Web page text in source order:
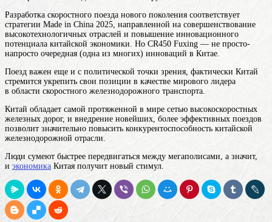
Разработка скоростного поезда нового поколения соответствует
стратегии Made in China 2025, направленной на совершенствование
высокотехнологичных отраслей и повышение инновационного
потенциала китайской экономики. Но CR450 Fuxing — не просто-
напросто очередная (одна из многих) инноваций в Китае.
Поезд важен еще и с политической точки зрения, фактически Китай
стремится укрепить свои позиции в качестве мирового лидера
в области скоростного железнодорожного транспорта.
Китай обладает самой протяженной в мире сетью высокоскоростных
железных дорог, и внедрение новейших, более эффективных поездов
позволит значительно повысить конкурентоспособность китайской
железнодорожной отрасли.
Люди сумеют быстрее передвигаться между мегаполисами, а значит,
и экономика Китая получит новый стимул.